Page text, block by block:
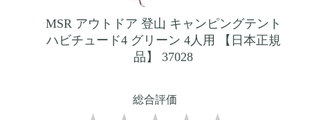
MSR アウトドア 登山 キャンピングテント
ハビチュード4 グリーン 4人用 【日本正規
品】 37028
総合評価